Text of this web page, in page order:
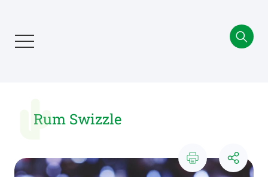
principalRum Swizzle